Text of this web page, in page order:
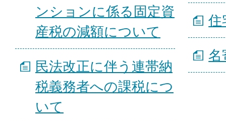
ンションに係る固定資
産税の減額について
民法改正に伴う連帯納
税義務者への課税につ
いて
住
名